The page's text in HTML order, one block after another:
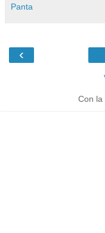
Panta
‹
Con la